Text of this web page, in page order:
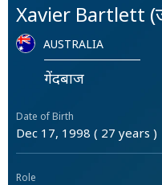
Xavier Bartlett
AUSTRALIA
गेंदबाज
Date of Birth
Dec 17, 1998 ( 27 years )
Role